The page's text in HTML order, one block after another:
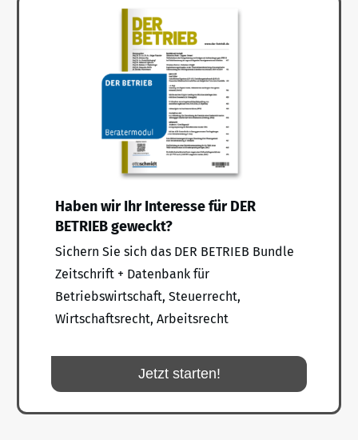
Haben wir Ihr Interesse für DER
BETRIEB geweckt?
Sichern Sie sich das DER BETRIEB Bundle
Zeitschrift + Datenbank für
Betriebswirtschaft, Steuerrecht,
Wirtschaftsrecht, Arbeitsrecht
Jetzt starten!